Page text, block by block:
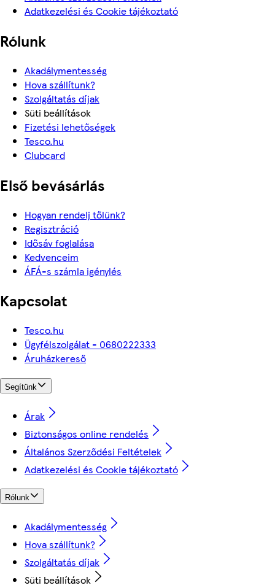
Adatkezelési és Cookie tájékoztató
Rólunk
Akadálymentesség
Hova szállítunk?
Szolgáltatás díjak
Süti beállítások
Fizetési lehetőségek
Tesco.hu
Clubcard
Első bevásárlás
Hogyan rendelj tőlünk?
Regisztráció
Idősáv foglalása
Kedvenceim
ÁFÁ-s számla igénylés
Kapcsolat
Tesco.hu
Ügyfélszolgálat - 0680222333
Áruházkereső
Segítünk
Árak
Biztonságos online rendelés
Általános Szerződési Feltételek
Adatkezelési és Cookie tájékoztató
Rólunk
Akadálymentesség
Hova szállítunk?
Szolgáltatás díjak
Süti beállítások